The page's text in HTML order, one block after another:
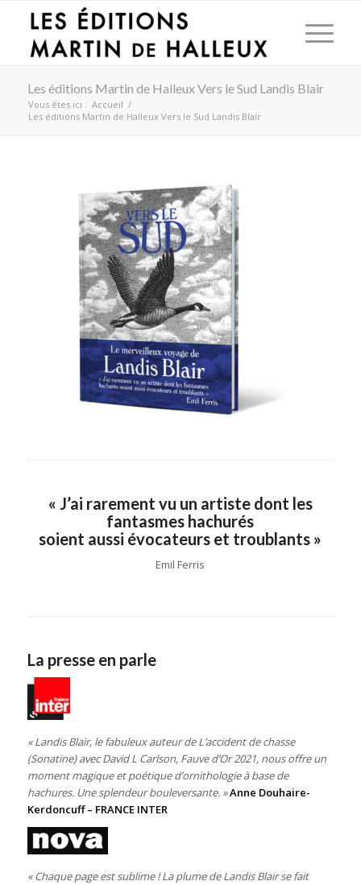
Les éditions Martin de Halleux Vers le Sud Landis Blair
Vous êtes ici : Accueil /
Les éditions Martin de Halleux Vers le Sud Landis Blair
« J’ai rarement vu un artiste dont les
fantasmes hachurés
soient aussi évocateurs et troublants »
Emil Ferris
La presse en parle
« Landis Blair, le fabuleux auteur de L’accident de chasse
(Sonatine) avec David L Carlson, Fauve d’Or 2021, nous offre un
moment magique et poétique d’ornithologie à base de
hachures. Une splendeur bouleversante. »Anne Douhaire-
Kerdoncuff – FRANCE INTER
« Chaque page est sublime ! La plume de Landis Blair se fait